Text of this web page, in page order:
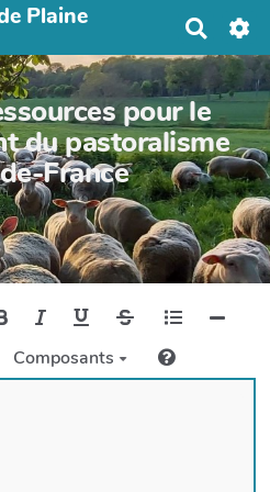
Plaine
h
e
r
c
h
e
r
pour le
du pastoralisme
France
Composants